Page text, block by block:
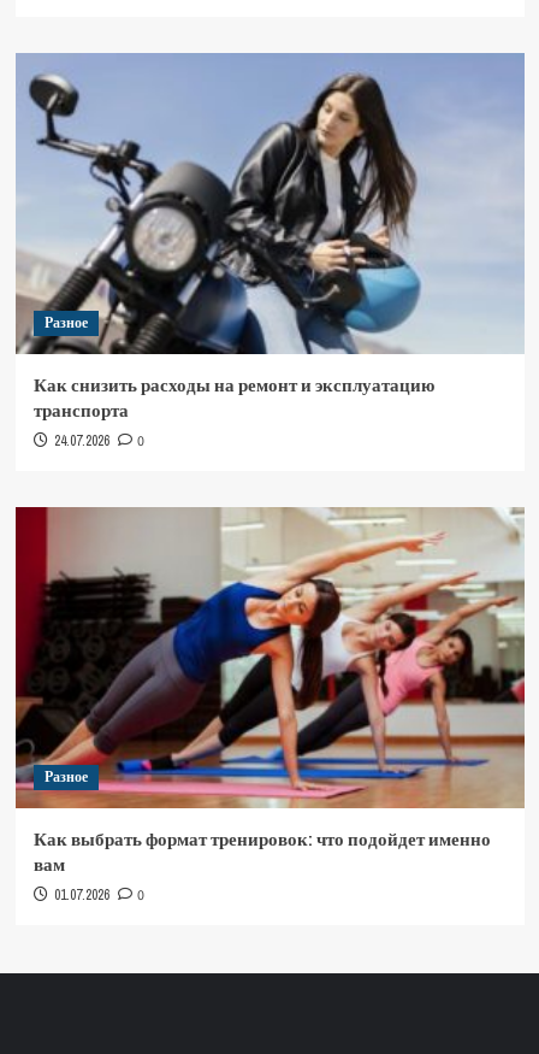
Разное
Как снизить расходы на ремонт и эксплуатацию
транспорта
24.07.2026 0
Разное
Как выбрать формат тренировок: что подойдет именно
вам
01.07.2026 0